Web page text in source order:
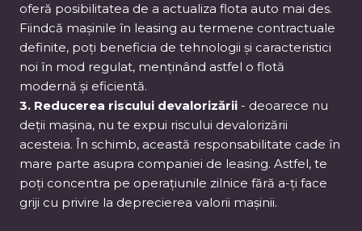
oferă posibilitatea de a actualiza flota auto mai des.
Fiindcă mașinile în leasing au termene contractuale
definite, poți beneficia de tehnologii și caracteristici
noi în mod regulat, menținând astfel o flotă
modernă și eficientă.
3. Reducerea riscului devalorizării - deoarece nu
deții mașina, nu te expui riscului devalorizării
acesteia. În schimb, această responsabilitate cade în
mare parte asupra companiei de leasing. Astfel, te
poți concentra pe operațiunile zilnice fără a-ți face
griji cu privire la deprecierea valorii mașinii.